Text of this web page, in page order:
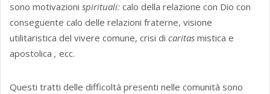
sono motivazioni spirituali: calo della relazione con Dio con
conseguente calo delle relazioni fraterne, visione
utilitaristica del vivere comune, crisi di caritas mistica e
apostolica , ecc.
Questi tratti delle difficoltà presenti nelle comunità sono